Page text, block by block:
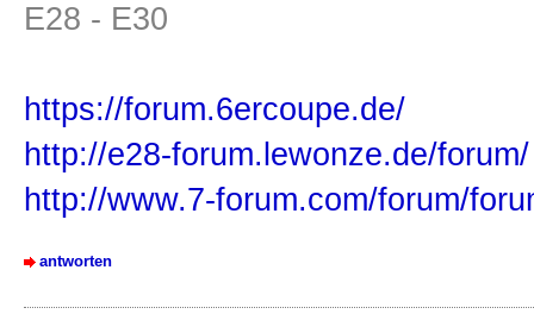
E28 - E30
https://forum.6ercoupe.de/
http://e28-forum.lewonze.de/forum/
http://www.7-forum.com/forum/
antworten